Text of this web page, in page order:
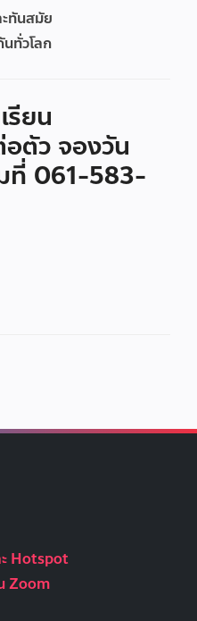
ทันสมัย
ทั่วโลก
รียน
ตัว จองวัน
ที่ 061-583-
Hotspot
Zoom